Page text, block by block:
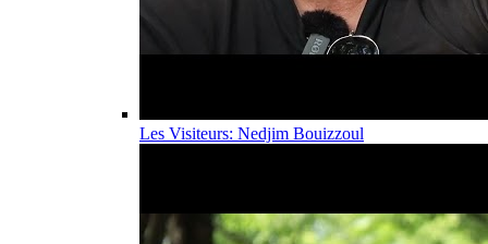
Les Visiteurs: Nedjim Bouizzoul